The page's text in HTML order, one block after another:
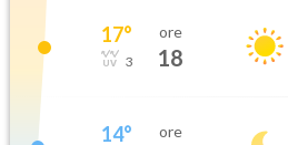
17°
3
ore
18
14° ore